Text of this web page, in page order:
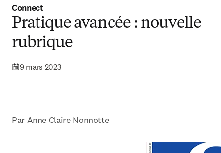
Connect
Pratique avancée : nouvelle
rubrique
9 mars 2023
Par Anne Claire Nonnotte